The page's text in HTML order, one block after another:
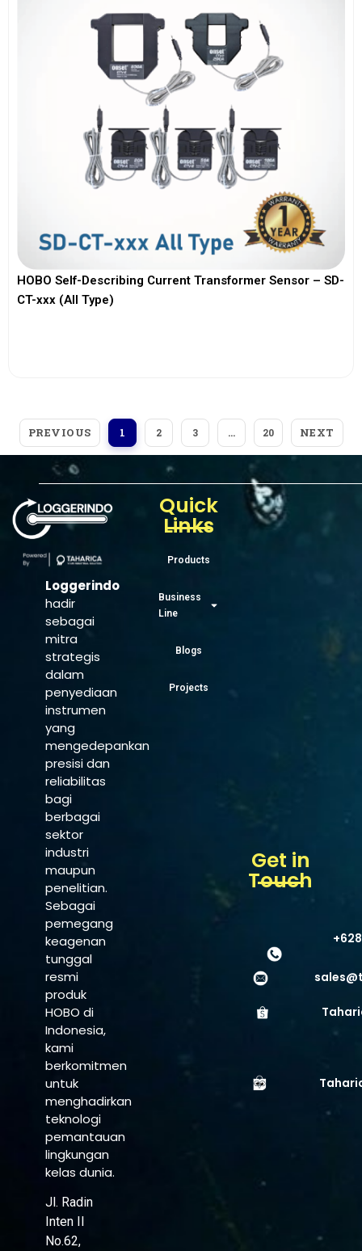
HOBO Self-Describing Current Transformer Sensor – SD-
CT-xxx (All Type)
PREVIOUS 1 2 3 … 20 NEXT
Loggerindo
hadir
sebagai
mitra
strategis
dalam
penyediaan
instrumen
yang
mengedepankan
presisi dan
reliabilitas
bagi
berbagai
sektor
industri
maupun
penelitian.
Sebagai
pemegang
keagenan
tunggal
resmi
produk
HOBO di
Indonesia,
kami
berkomitmen
untuk
menghadirkan
teknologi
pemantauan
lingkungan
kelas dunia.
Jl. Radin
Inten II
No.62,
Quick
Links
Products
Business
Line
Blogs
Projects
Get in
Touch